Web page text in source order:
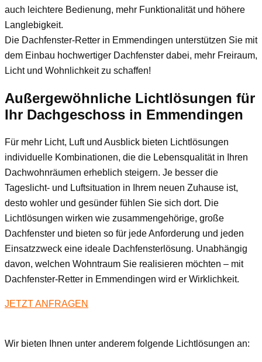
auch leichtere Bedienung, mehr Funktionalität und höhere
Langlebigkeit.
Die Dachfenster-Retter in Emmendingen unterstützen Sie mit
dem Einbau hochwertiger Dachfenster dabei, mehr Freiraum,
Licht und Wohnlichkeit zu schaffen!
Außergewöhnliche Lichtlösungen für
Ihr Dachgeschoss in Emmendingen
Für mehr Licht, Luft und Ausblick bieten Lichtlösungen
individuelle Kombinationen, die die Lebensqualität in Ihren
Dachwohnräumen erheblich steigern. Je besser die
Tageslicht- und Luftsituation in Ihrem neuen Zuhause ist,
desto wohler und gesünder fühlen Sie sich dort. Die
Lichtlösungen wirken wie zusammengehörige, große
Dachfenster und bieten so für jede Anforderung und jeden
Einsatzzweck eine ideale Dachfensterlösung. Unabhängig
davon, welchen Wohntraum Sie realisieren möchten – mit
Dachfenster-Retter in Emmendingen wird er Wirklichkeit.
JETZT ANFRAGEN
Wir bieten Ihnen unter anderem folgende Lichtlösungen an: